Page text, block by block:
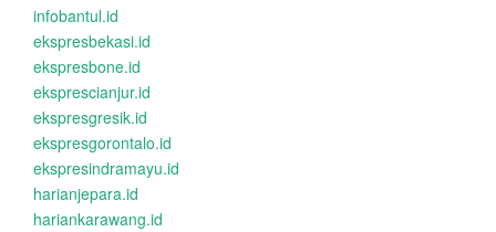
infobantul.id
ekspresbekasi.id
ekspresbone.id
eksprescianjur.id
ekspresgresik.id
ekspresgorontalo.id
ekspresindramayu.id
harianjepara.id
hariankarawang.id